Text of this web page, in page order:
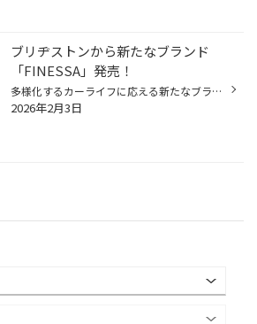
ブリヂストンから新たなブランド
「FINESSA」発売！
多様化するカーライフに応える新たなブランド「FINESSA」誕生 安心・安全（SAFETY）を軸に、より快適で心地よい（FINE）車内空間を提供し、 日常の運転だけではなく、趣味やレジャーなどの幅広いお客様のニーズに寄り添う、 新ブランドとして「FINESSA」が登場しました。 FINESSAブランド第1弾「FIN...
2026年2月3日